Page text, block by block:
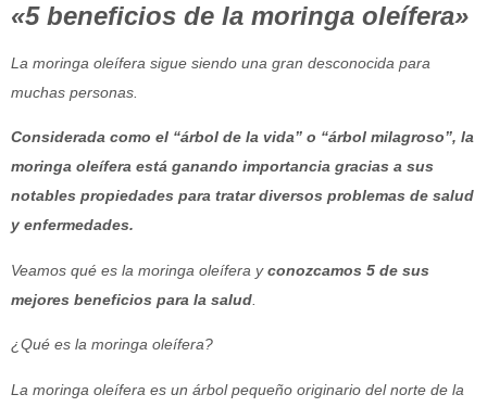
«5 beneficios de la moringa oleífera»
La moringa oleífera sigue siendo una gran desconocida para
muchas personas.
Considerada como el “árbol de la vida” o “árbol milagroso”, la
moringa oleífera está ganando importancia gracias a sus
notables propiedades para tratar diversos problemas de salud
y enfermedades.
Veamos qué es la moringa oleífera yconozcamos 5 de sus
mejores beneficios para la salud
¿Qué es la moringa oleífera?
La moringa oleífera es un árbol pequeño originario del norte de la